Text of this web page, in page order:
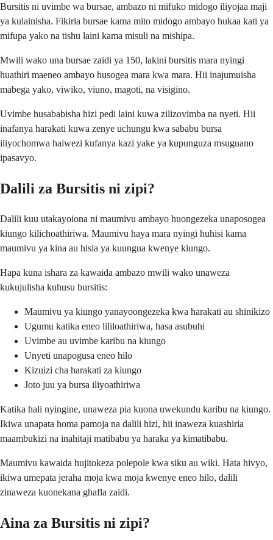
Bursitis ni uvimbe wa bursae, ambazo ni mifuko midogo iliyojaa maji
ya kulainisha. Fikiria bursae kama mito midogo ambayo hukaa kati ya
mifupa yako na tishu laini kama misuli na mishipa.
Mwili wako una bursae zaidi ya 150, lakini bursitis mara nyingi
huathiri maeneo ambayo husogea mara kwa mara. Hii inajumuisha
mabega yako, viwiko, viuno, magoti, na visigino.
Uvimbe husababisha hizi pedi laini kuwa zilizovimba na nyeti. Hii
inafanya harakati kuwa zenye uchungu kwa sababu bursa
iliyochomwa haiwezi kufanya kazi yake ya kupunguza msuguano
ipasavyo.
Dalili za Bursitis ni zipi?
Dalili kuu utakayoiona ni maumivu ambayo huongezeka unaposogea
kiungo kilichoathiriwa. Maumivu haya mara nyingi huhisi kama
maumivu ya kina au hisia ya kuungua kwenye kiungo.
Hapa kuna ishara za kawaida ambazo mwili wako unaweza
kukujulisha kuhusu bursitis:
Maumivu ya kiungo yanayoongezeka kwa harakati au shinikizo
Ugumu katika eneo lililoathiriwa, hasa asubuhi
Uvimbe au uvimbe karibu na kiungo
Unyeti unapogusa eneo hilo
Kizuizi cha harakati za kiungo
Joto juu ya bursa iliyoathiriwa
Katika hali nyingine, unaweza pia kuona uwekundu karibu na kiungo.
Ikiwa unapata homa pamoja na dalili hizi, hii inaweza kuashiria
maambukizi na inahitaji matibabu ya haraka ya kimatibabu.
Maumivu kawaida hujitokeza polepole kwa siku au wiki. Hata hivyo,
ikiwa umepata jeraha moja kwa moja kwenye eneo hilo, dalili
zinaweza kuonekana ghafla zaidi.
Aina za Bursitis ni zipi?